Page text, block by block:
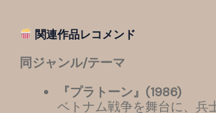
関連作品レコメンド
同ジャンル/テーマ
『プラトーン』(1986)
ベトナム戦争を舞台に、兵